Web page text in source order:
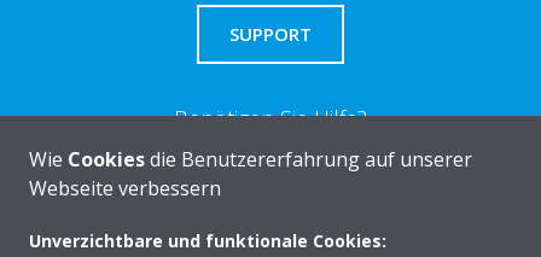
SUPPORT
Benötigen Sie Hilfe?
KONTAKTIEREN SIE UNS
Wie Cookiesdie Benutzererfahrung auf unserer
Webseite verbessern
Unverzichtbare und funktionale Cookies: